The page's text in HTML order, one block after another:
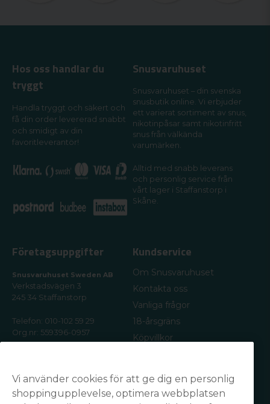
Hos oss handlar du
tryggt
Handla tryggt och säkert och
få din order levererad snabbt
och smidigt av din
favoritleverantör!
Snusvaruhuset
Snusvaruhuset – din svenska
snusbutik online. Vi erbjuder
ett varierat sortiment av snus,
nikotinpåsar samt nikotinfritt
snus från välkända
varumärken.
Alltid med snabb leverans
och personlig service från
vårt lager i Staffanstorp i
Skåne.
Företagsuppgifter
Snusvaruhuset Sweden AB
Verkstadsvägen 3
245 34 Staffanstorp
Telefon: 010-102 59 29
Org.nr: 559396-0957
Kundservice
Om Snusvaruhuset
Kontakta oss
Vanliga frågor
18-årsgräns
Köpvillkor
Kundomdömen
Vi använder cookies för att ge dig en personlig
shoppingupplevelse, optimera webbplatsen